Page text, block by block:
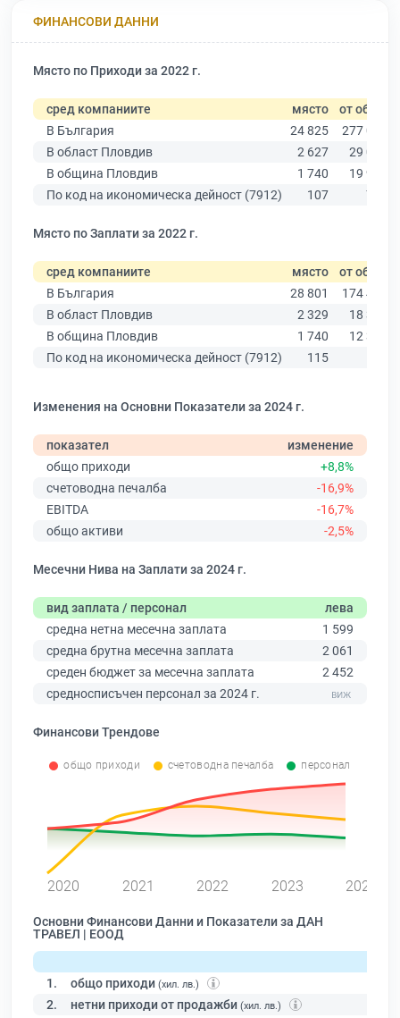
ФИНАНСОВИ ДАННИ
Място по Приходи за 2022 г.
сред компаниите място от общо
В България
24 825
277 019
В област Пловдив
2 627
29 067
В община Пловдив
1 740
19 939
По код на икономическа дейност (7912)
107 770
Място по Заплати за 2022 г.
сред компаниите място от общо
В България
28 801
174 403
В област Пловдив
2 329
18 305
В община Пловдив
1 740
12 387
По код на икономическа дейност (7912)
115
Изменения на Основни Показатели за 2024 г.
показател
изменение
общо приходи
+8,8%
счетоводна печалба
-16,9%
EBITDA
-16,7%
общо активи
-2,5%
Месечни Нива на Заплати за 2024 г.
вид заплата / персонал
лева
средна нетна месечна заплата
1 599
средна брутна месечна заплата
2 061
среден бюджет за месечна заплата
2 452
средносписъчен персонал за 2024 г.
Финансови Трендове
общо приходи счетоводна печалба персонал
2020 2021 2022 2023 2024
Основни Финансови Данни и Показатели за ДАН
ТРАВЕЛ | ЕООД
1. общо приходи (хил. лв.)
2. нетни приходи от продажби (хил. лв.)